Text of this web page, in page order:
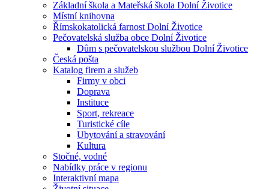
Základní škola a Mateřská škola Dolní Životice
Místní knihovna
Římskokatolická farnost Dolní Životice
Pečovatelská služba obce Dolní Životice
Dům s pečovatelskou službou Dolní Životice
Česká pošta
Katalog firem a služeb
Firmy v obci
Doprava
Instituce
Sport, rekreace
Turistické cíle
Ubytování a stravování
Kultura
Stočné, vodné
Nabídky práce v regionu
Interaktivní mapa